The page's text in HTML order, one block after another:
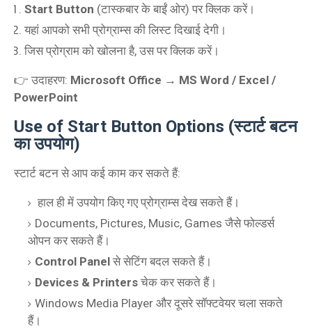
Start Button (टास्कबार के बाईं ओर) पर क्लिक करें।
यहां आपको सभी प्रोग्राम्स की लिस्ट दिखाई देगी।
जिस प्रोग्राम को खोलना है, उस पर क्लिक करें।
👉 उदाहरण: Microsoft Office → MS Word / Excel /
PowerPoint
Use of Start Button Options (स्टार्ट बटन
का उपयोग)
स्टार्ट बटन से आप कई काम कर सकते हैं:
हाल ही में उपयोग किए गए प्रोग्राम्स देख सकते हैं।
Documents, Pictures, Music, Games जैसे फोल्डर्स
ओपन कर सकते हैं।
Control Panel से सेटिंग बदल सकते हैं।
Devices & Printers चेक कर सकते हैं।
Windows Media Player और दूसरे सॉफ्टवेयर चला सकते
हैं।